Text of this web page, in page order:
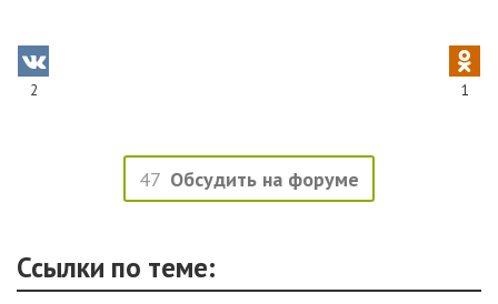
2 1
47 Обсудить на форуме
Ссылки по теме: